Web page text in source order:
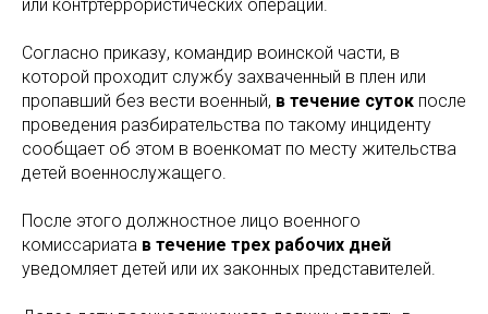
или контртеррористических операций.
Согласно приказу, командир воинской части, в
которой проходит службу захваченный в плен или
пропавший без вести военный, в течение суток после
проведения разбирательства по такому инциденту
сообщает об этом в военкомат по месту жительства
детей военнослужащего.
После этого должностное лицо военного
комиссариата в течение трех рабочих дней
уведомляет детей или их законных представителей.